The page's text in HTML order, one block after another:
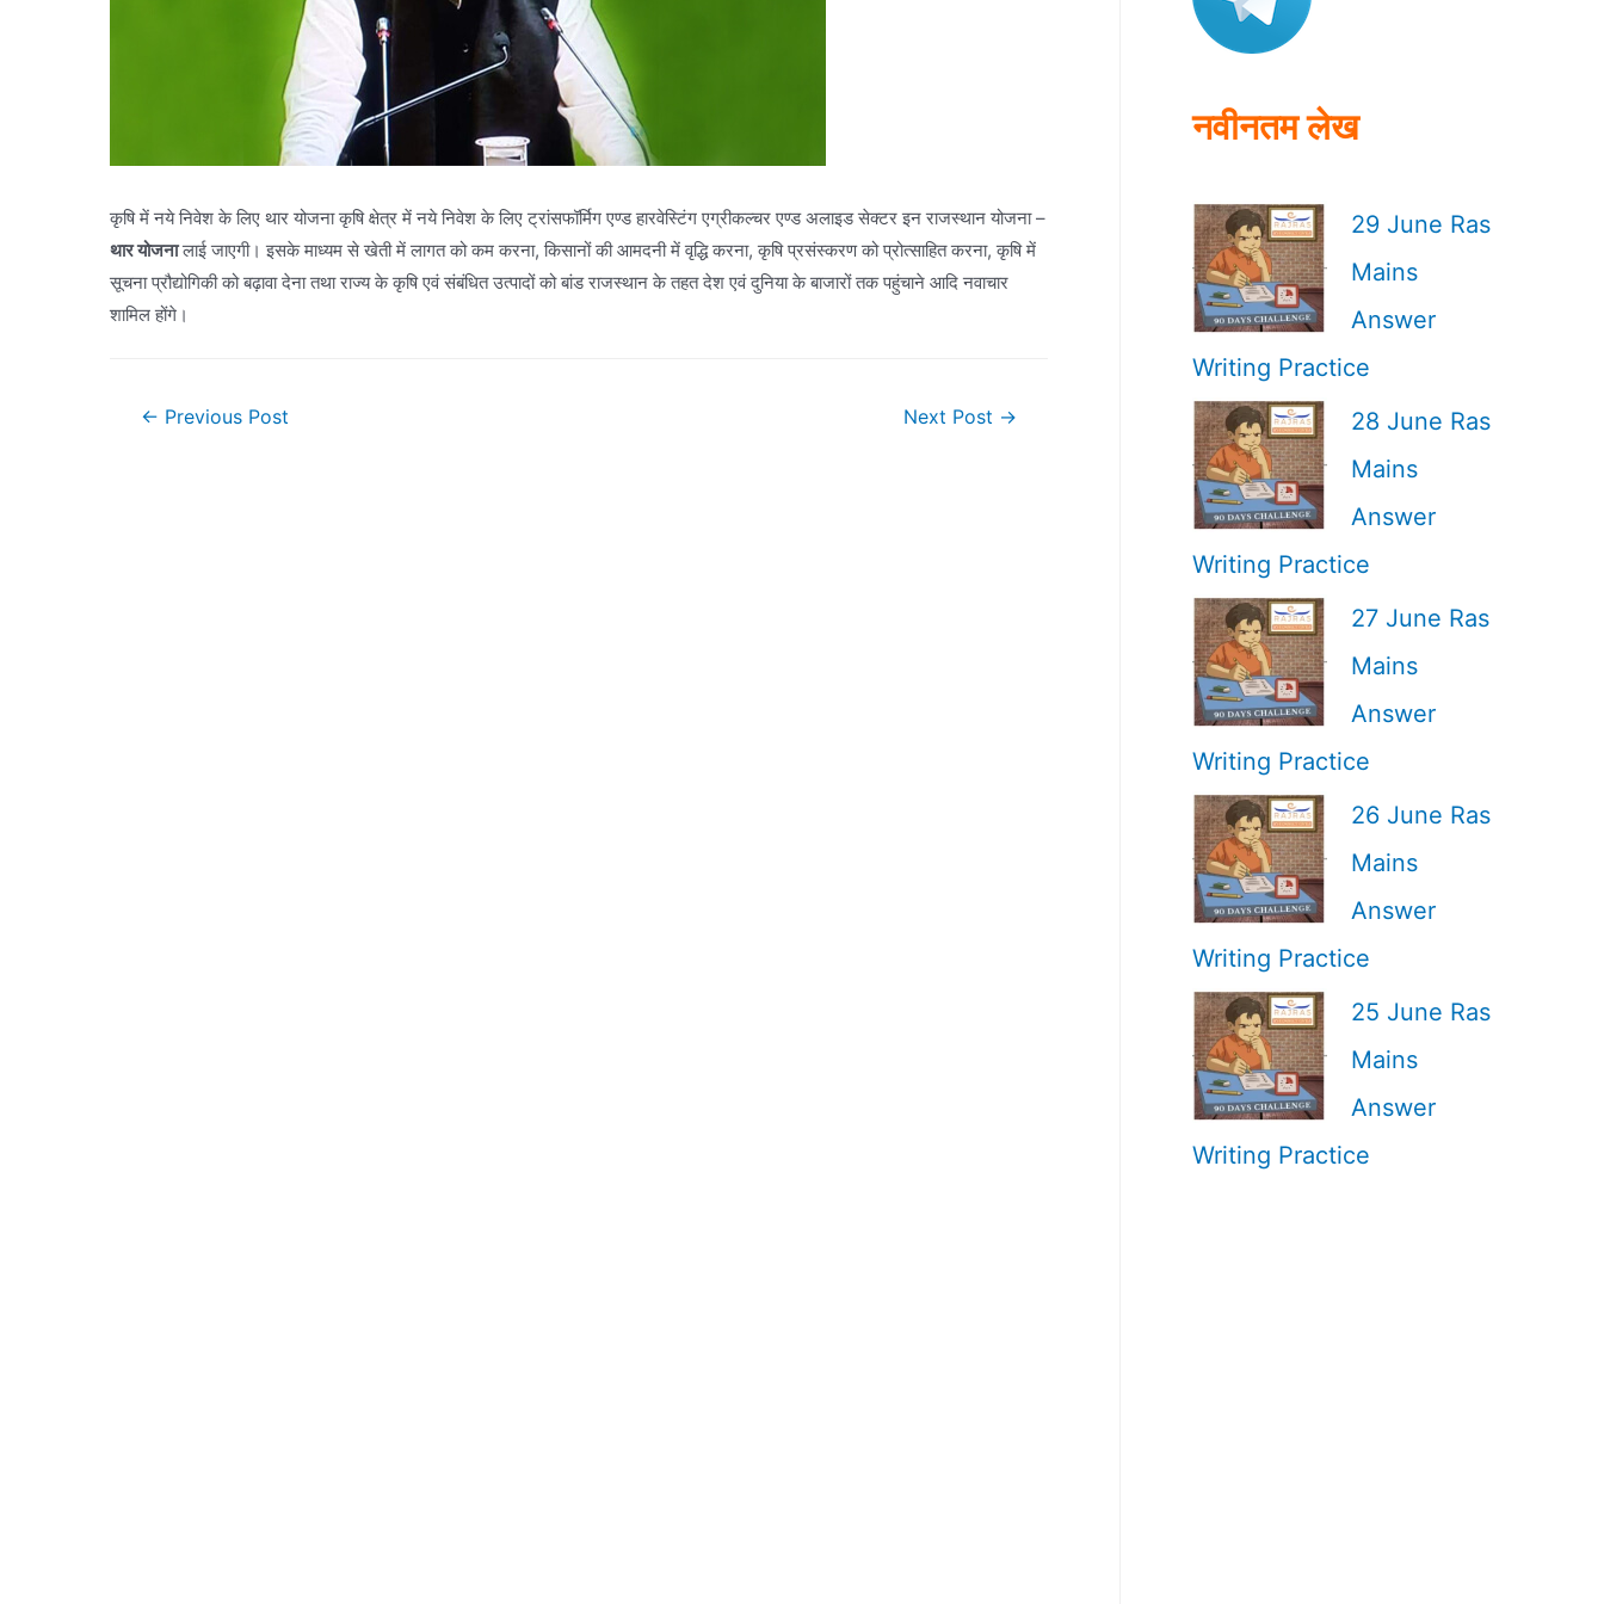
कृषि में नये निवेश के लिए थार योजना कृषि क्षेत्र में नये निवेश के लिए ट्रांसफॉर्मिग एण्ड हारवेस्टिंग एग्रीकल्चर एण्ड अलाइड सेक्टर इन राजस्थान योजना –
थार योजनालाई जाएगी। इसके माध्यम से खेती में लागत को कम करना, किसानों की आमदनी में वृद्धि करना, कृषि प्रसंस्करण को प्रोत्साहित करना, कृषि में
सूचना प्रौद्योगिकी को बढ़ावा देना तथा राज्य के कृषि एवं संबंधित उत्पादों को बांड राजस्थान के तहत देश एवं दुनिया के बाजारों तक पहुंचाने आदि नवाचार
शामिल होंगे।
Post← Previous Post Next Post →
o
नवीनतम लेख
29 June Ras
Mains
Answer
Writing Practice
28 June Ras
Mains
Answer
Writing Practice
27 June Ras
Mains
Answer
Writing Practice
26 June Ras
Mains
Answer
Writing Practice
25 June Ras
Mains
Answer
Writing Practice